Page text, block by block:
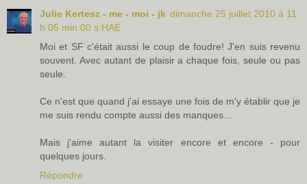
Julie Kertesz - me - moi - jk dimanche 25 juillet 2010 à 11
h 05 min 00 s HAE
Moi et SF c'était aussi le coup de foudre! J'en suis revenu
souvent. Avec autant de plaisir a chaque fois, seule ou pas
seule.
Ce n'est que quand j'ai essaye une fois de m'y établir que je
me suis rendu compte aussi des manques...
Mais j'aime autant la visiter encore et encore - pour
quelques jours.
Répondre